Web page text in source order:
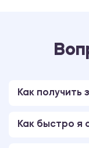
Как получить
Как быстро я